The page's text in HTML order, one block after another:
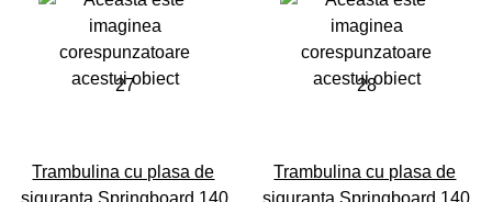
27
Trambulina cu plasa de
siguranta Springboard 140
28
Trambulina cu plasa de
siguranta Springboard 140